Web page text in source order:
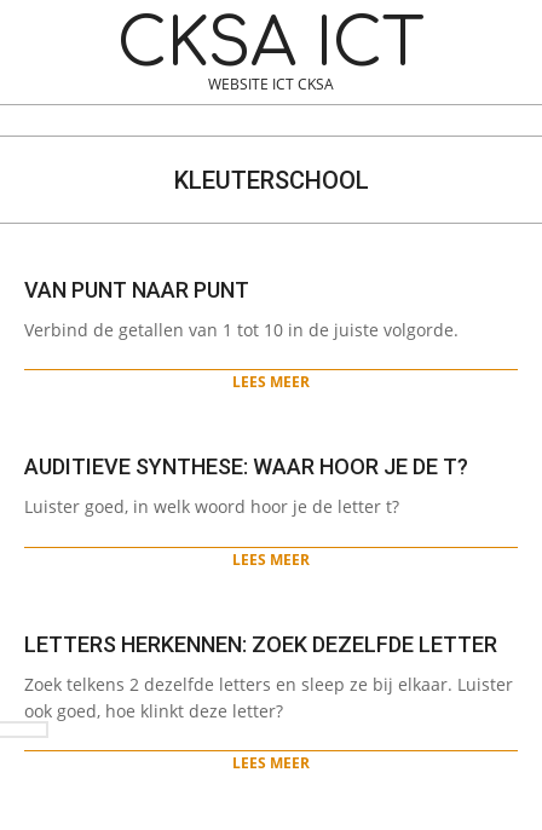
CKSA ICT
WEBSITE ICT CKSA
KLEUTERSCHOOL
VAN PUNT NAAR PUNT
06-
03
Verbind de getallen van 1 tot 10 in de juiste volgorde.
LEES MEER
AUDITIEVE SYNTHESE: WAAR HOOR JE DE T?
05-
28
Luister goed, in welk woord hoor je de letter t?
LEES MEER
LETTERS HERKENNEN: ZOEK DEZELFDE LETTER
05-
28
Zoek telkens 2 dezelfde letters en sleep ze bij elkaar. Luister
ook goed, hoe klinkt deze letter?
LEES MEER